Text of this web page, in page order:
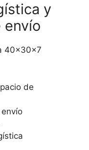
y
envío
40x30x7
de